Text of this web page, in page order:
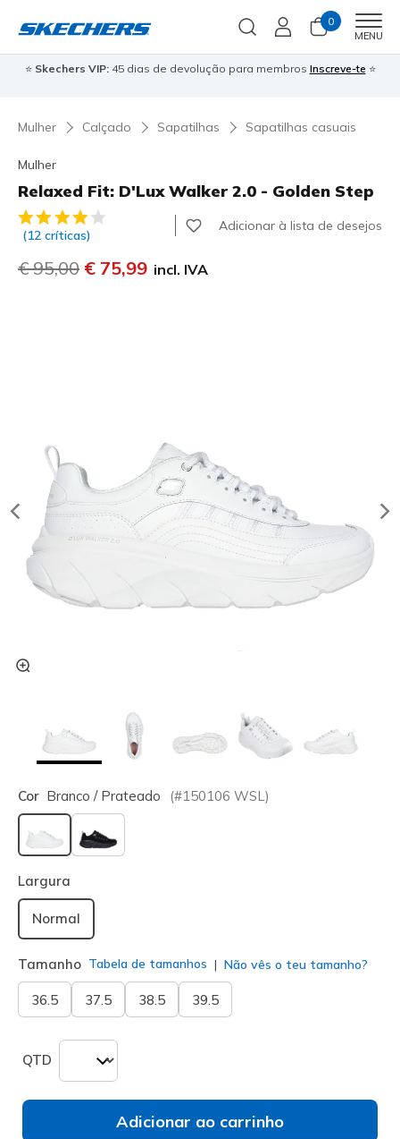
0
MENU
⭐ Skechers VIP:45 dias de devolução para membros Inscreve-te ⭐
Mulher Calçado Sapatilhas Sapatilhas casuais
Mulher
Relaxed Fit: D'Lux Walker 2.0 - Golden Step
4$2 de 5 – Classificação do cliente
(12 críticas)
Adicionar à lista de desejos
Preço com desconto de
€ 95,00 para
€ 75,99 incl. IVA
Cor Branco / Prateado (#150106 WSL )
selecionado
Largura
Normal
Tamanho Tabela de tamanhos Não vês o teu tamanho?
36.5 37.5 38.5 39.5
QTD
Adicionar ao carrinho